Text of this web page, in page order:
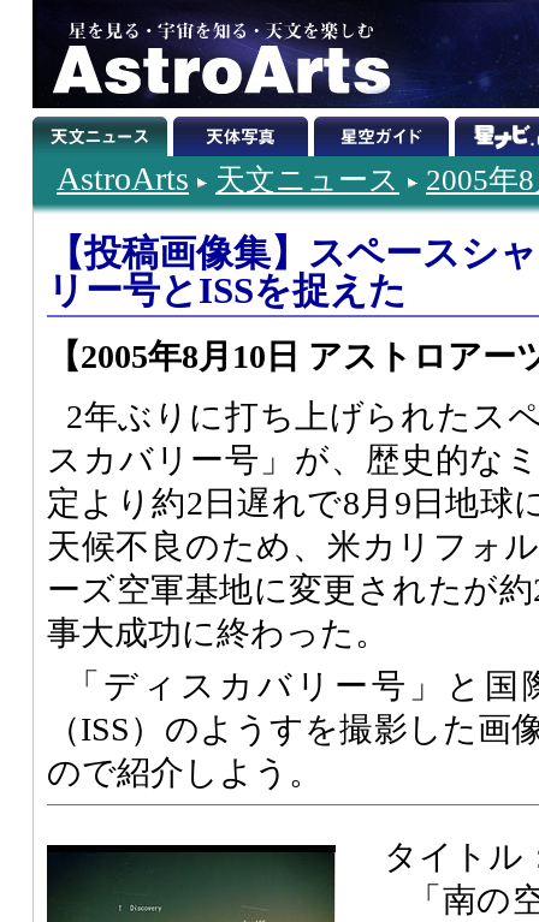
AstroArts 天文ニュース 2005年
【投稿画像集】スペースシ
リー号とISSを捉えた
【2005年8月10日 アストロアー
2年ぶりに打ち上げられたス
スカバリー号」が、歴史的な
定より約2日遅れで8月9日地球
天候不良のため、米カリフォ
ーズ空軍基地に変更されたが
事大成功に終わった。
「ディスカバリー号」と
（ISS）のようすを撮影した画
ので紹介しよう。
タイトル
「南の